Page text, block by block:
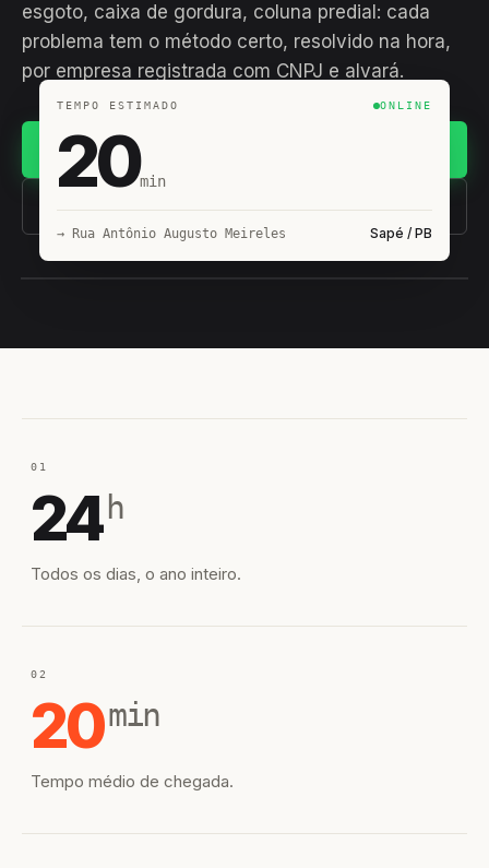
esgoto, caixa de gordura, coluna predial: cada
problema tem o método certo, resolvido na hora,
por empresa registrada com CNPJ e alvará.
(11) 93407-8838
TEMPO ESTIMADO ONLINE
20min
→ Rua Antônio Augusto Meireles Sapé / PB
01
24 h
Todos os dias, o ano inteiro.
02
20min
Tempo médio de chegada.